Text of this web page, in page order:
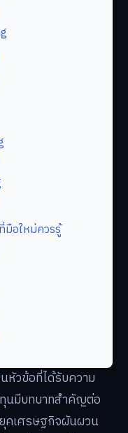
มือใหม่ควรรู้
หัวข้อที่ได้รับความ
ทุนมีบทบาทสำคัญต่อ
คเศรษฐกิจผันผวน